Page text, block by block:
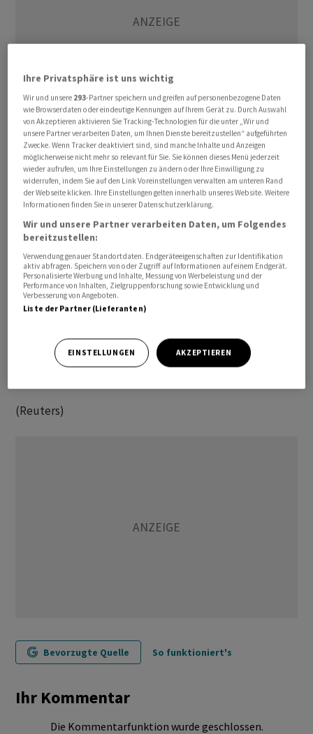
Das Unternehmen erwartet nach eigenen Angaben für
das am 30. September endende Quartal
Nettobuchungen von lediglich 1,70 bis 1,80 Milliarden
Dollar. Analysten hatten bislang im Durchschnitt mit
1,81 Milliarden Dollar gerechnet. Dem Unternehmen
machen eine starke Konkurrenz und die
Kaufzurückhaltung der Kunden infolge der hohen
Inflation zu schaffen. Im ersten Quartal kletterte der
Nettoumsatz auf 1,924 Milliarden Dollar von 1,767
Milliarden Dollar. Die Nettobuchungen hätten sich im
Milliarden Dollar verbessert. Für das Gesamtjahr
erwartet Electronic Arts Nettobuchungen zwischen
(Reuters)
Bevorzugte Quelle So funktioniert's
Ihr Kommentar
Die Kommentarfunktion wurde geschlossen.
Ihre Privatsphäre ist uns wichtig
Wir und unsere 293-Partner speichern und greifen auf personenbezogene Daten
wie Browserdaten oder eindeutige Kennungen auf Ihrem Gerät zu. Durch Auswahl
von Akzeptieren aktivieren Sie Tracking-Technologien für die unter „Wir und
unsere Partner verarbeiten Daten, um Ihnen Dienste bereitzustellen“ aufgeführten
Zwecke. Wenn Tracker deaktiviert sind, sind manche Inhalte und Anzeigen
möglicherweise nicht mehr so relevant für Sie. Sie können dieses Menü jederzeit
wieder aufrufen, um Ihre Einstellungen zu ändern oder Ihre Einwilligung zu
widerrufen, indem Sie auf den Link Voreinstellungen verwalten am unteren Rand
der Webseite klicken. Ihre Einstellungen gelten innerhalb unseres Website. Weitere
Informationen finden Sie in unserer Datenschutzerklärung.
Wir und unsere Partner verarbeiten Daten, um Folgendes
bereitzustellen:
Verwendung genauer Standortdaten. Endgeräteeigenschaften zur Identifikation
aktiv abfragen. Speichern von oder Zugriff auf Informationen auf einem Endgerät.
Personalisierte Werbung und Inhalte, Messung von Werbeleistung und der
Performance von Inhalten, Zielgruppenforschung sowie Entwicklung und
Verbesserung von Angeboten.
Liste der Partner (Lieferanten)
EINSTELLUNGEN AKZEPTIEREN